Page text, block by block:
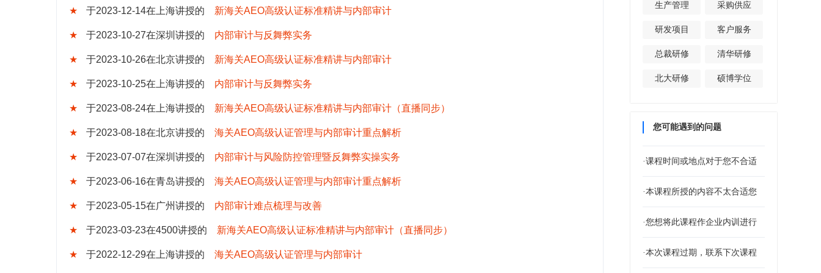
★ 于2023-12-14在上海讲授的 新海关AEO高级认证标准精讲与内部审计
★ 于2023-10-27在深圳讲授的 内部审计与反舞弊实务
★ 于2023-10-26在北京讲授的 新海关AEO高级认证标准精讲与内部审计
★ 于2023-10-25在上海讲授的 内部审计与反舞弊实务
★ 于2023-08-24在上海讲授的 新海关AEO高级认证标准精讲与内部审计（直播同步）
★ 于2023-08-18在北京讲授的 海关AEO高级认证管理与内部审计重点解析
★ 于2023-07-07在深圳讲授的 内部审计与风险防控管理暨反舞弊实操实务
★ 于2023-06-16在青岛讲授的 海关AEO高级认证管理与内部审计重点解析
★ 于2023-05-15在广州讲授的 内部审计难点梳理与改善
★ 于2023-03-23在4500讲授的 新海关AEO高级认证标准精讲与内部审计（直播同步）
★ 于2022-12-29在上海讲授的 海关AEO高级认证管理与内部审计
生产管理 采购供应
研发项目 客户服务
总裁研修 清华研修
北大研修 硕博学位
您可能遇到的问题
·课程时间或地点对于您不合适
·本课程所授的内容不太合适您
·您想将此课程作企业内训进行
·本次课程过期，联系下次课程